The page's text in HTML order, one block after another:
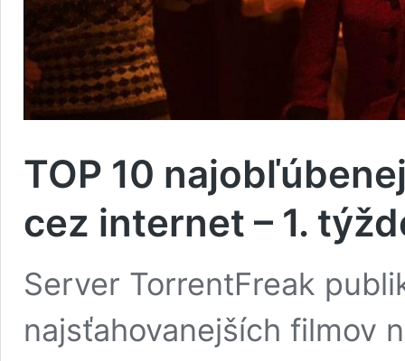
TOP 10
cez internet – 1.
Server TorrentFreak
najsťahovanejších filmov